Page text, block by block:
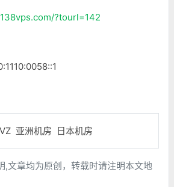
?tourl=142
亚洲机房 日本机房
,文章均为原创，转载时请注明本文地